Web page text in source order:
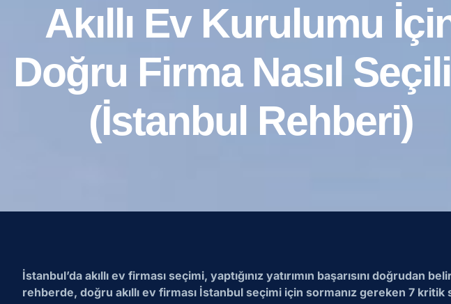
Akıllı Ev Kurulumu
Doğru Firma Nasıl
(İstanbul Rehberi)
İstanbul’da akıllı ev firması seçimi, yaptığınız yatırımın başarısını
rehberde, doğru akıllı ev firması İstanbul seçimi için sormanız gereken 7 kritik